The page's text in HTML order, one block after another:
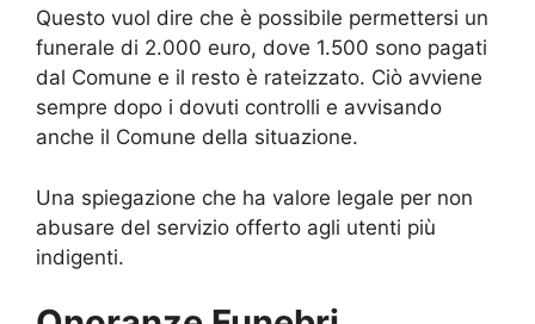
Questo vuol dire che è possibile permettersi un
funerale di 2.000 euro, dove 1.500 sono pagati
dal Comune e il resto è rateizzato. Ciò avviene
sempre dopo i dovuti controlli e avvisando
anche il Comune della situazione.
Una spiegazione che ha valore legale per non
abusare del servizio offerto agli utenti più
indigenti.